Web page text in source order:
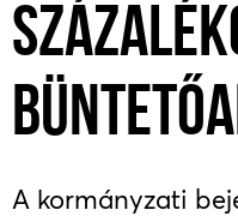
A kormányzati